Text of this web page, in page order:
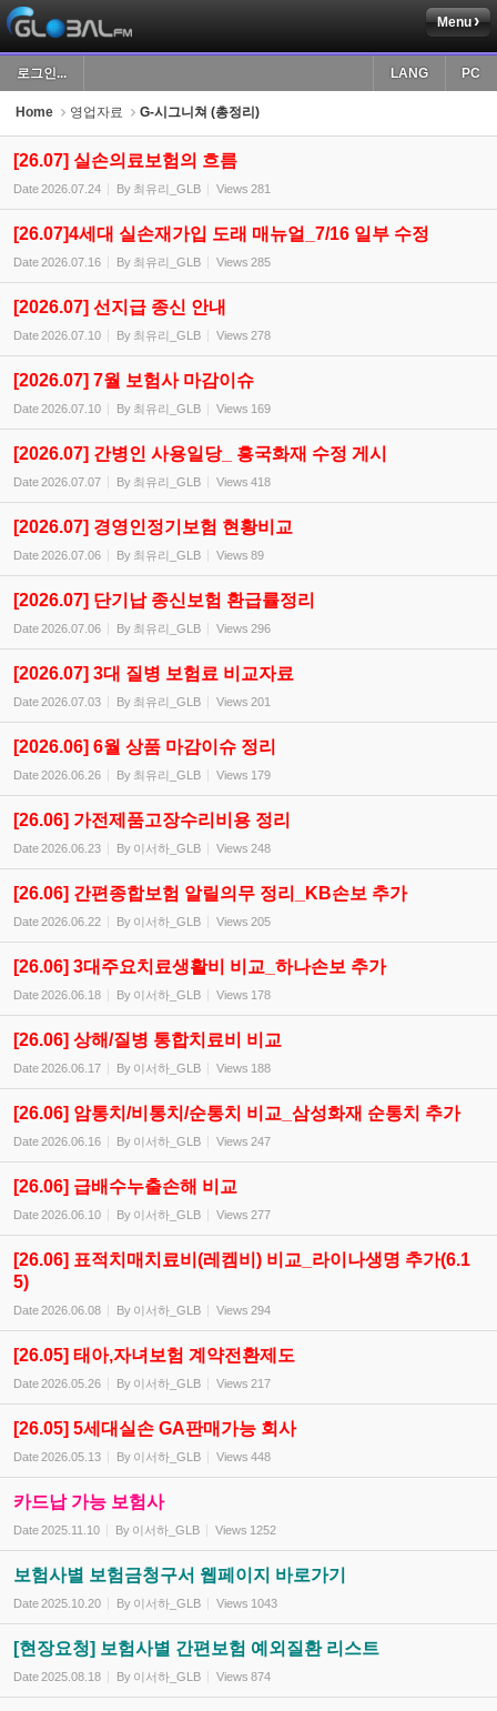
Menu
로그인... PC
LANG
Home 영업자료 G-시그니쳐 (총정리)
[26.07] 실손의료보험의 흐름
Date2026.07.24 By 최유리_GLB Views 281
[26.07]4세대 실손재가입 도래 매뉴얼_7/16 일부 수정
Date2026.07.16 By 최유리_GLB Views 285
[2026.07] 선지급 종신 안내
Date2026.07.10 By 최유리_GLB Views 278
[2026.07] 7월 보험사 마감이슈
Date2026.07.10 By 최유리_GLB Views 169
[2026.07] 간병인 사용일당_ 흥국화재 수정 게시
Date2026.07.07 By 최유리_GLB Views 418
[2026.07] 경영인정기보험 현황비교
Date2026.07.06 By 최유리_GLB Views 89
[2026.07] 단기납 종신보험 환급률정리
Date2026.07.06 By 최유리_GLB Views 296
[2026.07] 3대 질병 보험료 비교자료
Date2026.07.03 By 최유리_GLB Views 201
[2026.06] 6월 상품 마감이슈 정리
Date2026.06.26 By 최유리_GLB Views 179
[26.06] 가전제품고장수리비용 정리
Date2026.06.23 By 이서하_GLB Views 248
[26.06] 간편종합보험 알릴의무 정리_KB손보 추가
Date2026.06.22 By 이서하_GLB Views 205
[26.06] 3대주요치료생활비 비교_하나손보 추가
Date2026.06.18 By 이서하_GLB Views 178
[26.06] 상해/질병 통합치료비 비교
Date2026.06.17 By 이서하_GLB Views 188
[26.06] 암통치/비통치/순통치 비교_삼성화재 순통치 추가
Date2026.06.16 By 이서하_GLB Views 247
[26.06] 급배수누출손해 비교
Date2026.06.10 By 이서하_GLB Views 277
[26.06] 표적치매치료비(레켐비) 비교_라이나생명 추가(6.1
5)
Date2026.06.08 By 이서하_GLB Views 294
[26.05] 태아,자녀보험 계약전환제도
Date2026.05.26 By 이서하_GLB Views 217
[26.05] 5세대실손 GA판매가능 회사
Date2026.05.13 By 이서하_GLB Views 448
카드납 가능 보험사
Date2025.11.10 By 이서하_GLB Views 1252
보험사별 보험금청구서 웹페이지 바로가기
Date2025.10.20 By 이서하_GLB Views 1043
[현장요청] 보험사별 간편보험 예외질환 리스트
Date2025.08.18 By 이서하_GLB Views 874
Sketchbook5, 스케치북5
Sketchbook5, 스케치북5